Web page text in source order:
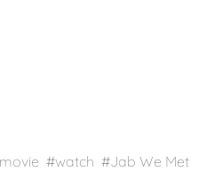
#watch #Jab We Met